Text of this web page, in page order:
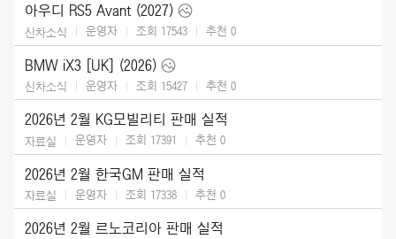
아우디 RS5 Avant (2027)
신차소식 운영자 조회 17543 추천 0
BMW iX3 [UK] (2026)
신차소식 운영자 조회 15427 추천 0
2026년 2월 KG모빌리티 판매 실적
자료실 운영자 조회 17391 추천 0
2026년 2월 한국GM 판매 실적
자료실 운영자 조회 17338 추천 0
2026년 2월 르노코리아 판매 실적